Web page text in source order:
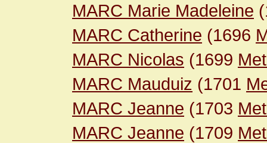
MARC Marie Madeleine
MARC Catherine (1696
MARC Nicolas (1699
MARC Mauduiz (1701
MARC Jeanne (1703
MARC Jeanne (1709